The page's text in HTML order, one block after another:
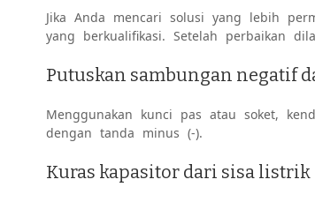
Jika Anda mencari solusi yang lebih
yang berkualifikasi. Setelah perbaikan
Putuskan sambungan negatif
Menggunakan kunci pas atau soket,
dengan tanda minus (-).
Kuras kapasitor dari sisa listrik